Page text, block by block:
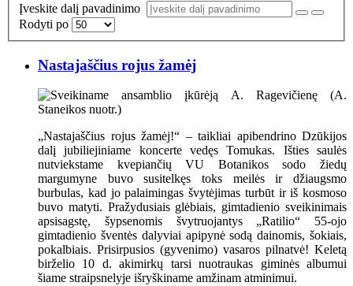
Įveskite dalį pavadinimo
Rodyti po
Nastajaščius rojus žamėj
„Nastajaščius rojus žamėj!“ – taikliai apibendrino Dzūkijos
dalį jubiliejiniame koncerte vedęs Tomukas. Išties saulės
nutviekstame kvepiančių VU Botanikos sodo žiedų
margumyne buvo susitelkęs toks meilės ir džiaugsmo
burbulas, kad jo palaimingas švytėjimas turbūt ir iš kosmoso
buvo matyti. Pražydusiais glėbiais, gimtadienio sveikinimais
apsisagstę, šypsenomis švytruojantys „Ratilio“ 55-ojo
gimtadienio šventės dalyviai apipynė sodą dainomis, šokiais,
pokalbiais. Prisirpusios (gyvenimo) vasaros pilnatvė! Keletą
birželio 10 d. akimirkų tarsi nuotraukas giminės albumui
šiame straipsnelyje išryškiname amžinam atminimui.